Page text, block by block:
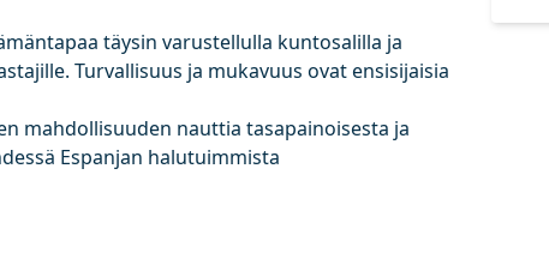
täysin varustellulla kuntosalilla ja
Turvallisuus ja mukavuus ovat ensisijaisia
mahdollisuuden nauttia tasapainoisesta ja
Espanjan halutuimmista